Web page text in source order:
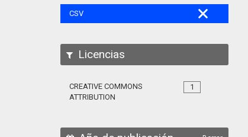
CSV
Licencias
1
CREATIVE COMMONS
ATTRIBUTION